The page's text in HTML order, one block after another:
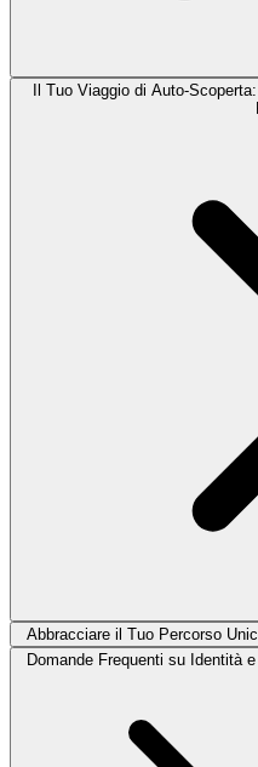
Il Tuo Viaggio di Auto-
Abbracciare il Tuo Percorso
Domande Frequenti su Identità